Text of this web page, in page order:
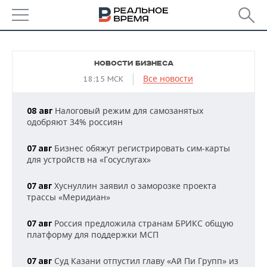
УДМУРТИЯ
НОВОСТИ АНАЛИТИКИ
ДЕКЛАРАЦИИ О ДОХОДАХ
КОМУ ПРИНАДЛЕЖАТ
ТОРГОВЫЕ ЦЕНТРЫ
ЭКОНОМИКА
НОВОСТИ ЭКОНОМИКИ
БЮДЖЕТ
ИНВЕСТИЦИИ
ПРОМЫШЛЕННОСТЬ
ПРОМЫШЛЕННОСТИ
МАШИНОСТРОЕНИЕ
НЕДВИЖИМОСТЬ
НОВОСТИ АВТО
БИЗНЕС
НОВОСТИ БИЗНЕСА
ТЕХНОЛОГИИ
НОВОСТИ БИЗНЕСА
18:15 МСК Все новости
08 авг Налоговый режим для самозанятых
одобряют 34% россиян
07 авг Бизнес обяжут регистрировать сим-карты
для устройств на «Госуслугах»
07 авг Хуснуллин заявил о заморозке проекта
трассы «Меридиан»
07 авг Россия предложила странам БРИКС общую
платформу для поддержки МСП
07 авг Суд Казани отпустил главу «Ай Пи Групп» из